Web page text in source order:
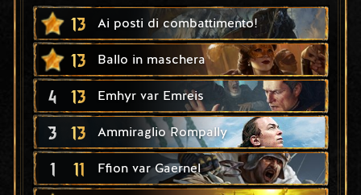
13 Ai posti di combattimento!
13 Ballo in maschera
4 13 Emhyr var Emreis
3 13 Ammiraglio Rompally
1 11 Ffion var Gaernel